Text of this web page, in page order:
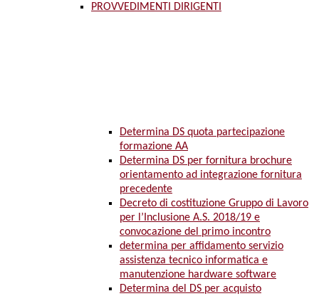
PROVVEDIMENTI DIRIGENTI
Determina DS quota partecipazione
formazione AA
Determina DS per fornitura brochure
orientamento ad integrazione fornitura
precedente
Decreto di costituzione Gruppo di Lavoro
per l’Inclusione A.S. 2018/19 e
convocazione del primo incontro
determina per affidamento servizio
assistenza tecnico informatica e
manutenzione hardware software
Determina del DS per acquisto